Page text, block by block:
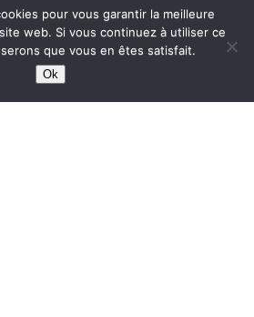
protected bywp-copyrightpro.com
pour vous garantir la meilleure
web. Si vous continuez à utiliser ce
que vous en êtes satisfait.
Ok